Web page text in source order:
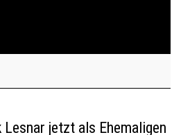
jetzt als Ehemaligen